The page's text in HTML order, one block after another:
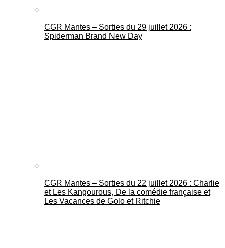
CGR Mantes – Sorties du 29 juillet 2026 :
Spiderman Brand New Day
CGR Mantes – Sorties du 22 juillet 2026 : Charlie
et Les Kangourous, De la comédie française et
Les Vacances de Golo et Ritchie